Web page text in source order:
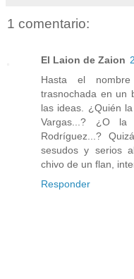
1 comentario:
El Laion de Zaion
Hasta el
trasnochada en un
las ideas. ¿Quién
Vargas...? ¿O la
Rodríguez...?
sesudos y serios
chivo de un flan,
Responder